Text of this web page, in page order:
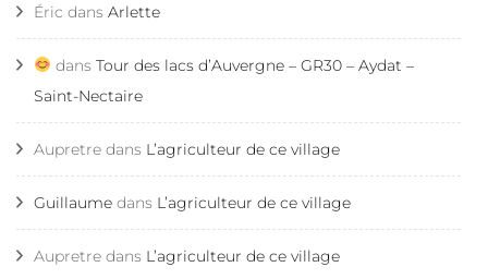
Éric dans Arlette
dans Tour des lacs d’Auvergne – GR30 – Aydat –
Saint-Nectaire
Aupretre dans L’agriculteur de ce village
Guillaume dans L’agriculteur de ce village
Aupretre dans L’agriculteur de ce village